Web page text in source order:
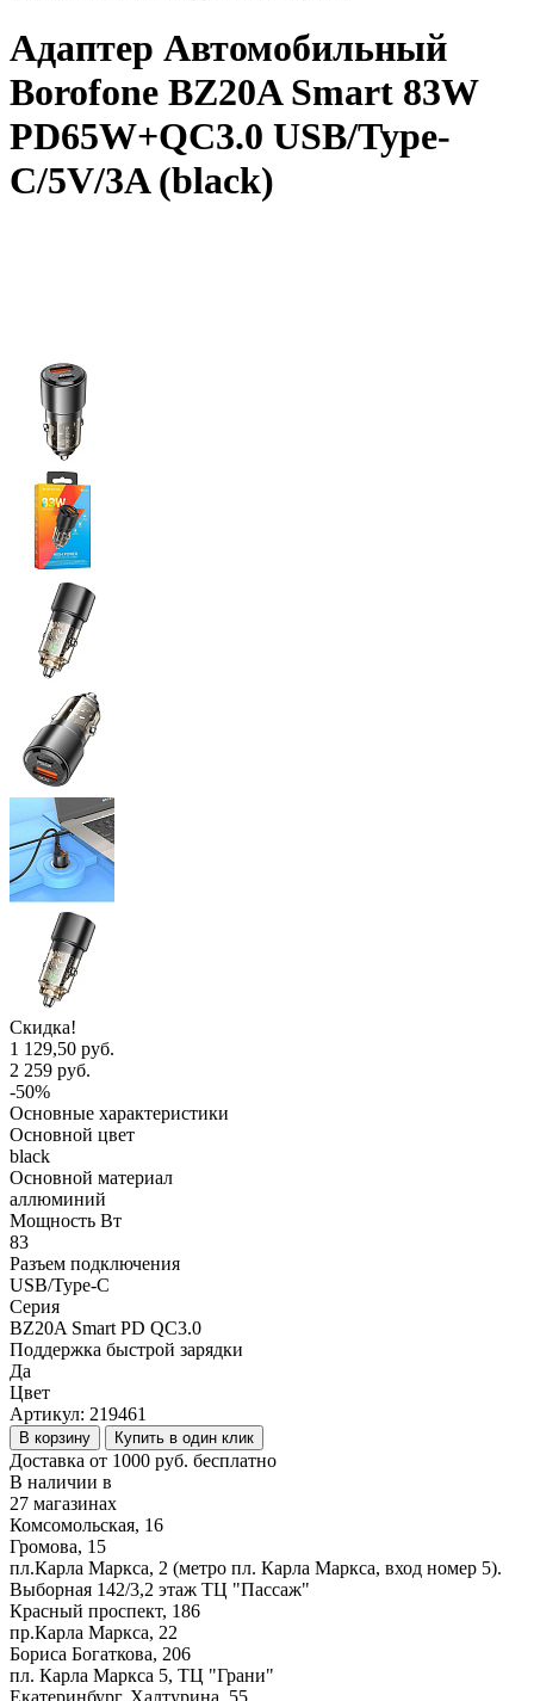
Адаптер Автомобильный
Borofone BZ20A Smart 83W
PD65W+QC3.0 USB/Type-
C/5V/3A (black)
Скидка!
1 129,50 руб.
2 259 руб.
-50%
Основные характеристики
Основной цвет
black
Основной материал
аллюминий
Мощность Вт
83
Разъем подключения
USB/Type-C
Серия
BZ20A Smart PD QC3.0
Поддержка быстрой зарядки
Да
Цвет
Артикул: 219461
В корзину Купить в один клик
Доставка от 1000 руб. бесплатно
В наличии в
27 магазинах
Комсомольская, 16
Громова, 15
пл.Карла Маркса, 2 (метро пл. Карла Маркса, вход номер 5).
Выборная 142/3,2 этаж ТЦ "Пассаж"
Красный проспект, 186
пр.Карла Маркса, 22
Бориса Богаткова, 206
пл. Карла Маркса 5, ТЦ "Грани"
Екатеринбург, Халтурина, 55